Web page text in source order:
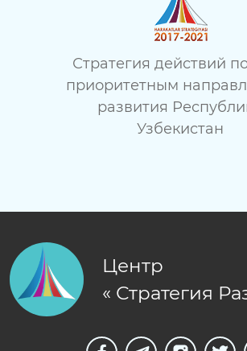
Стратегия действий
приоритетным
развития
Узбекистан
Центр
« Стратегия